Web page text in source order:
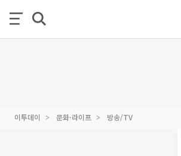
이투데이 문화·라이프 방송/TV